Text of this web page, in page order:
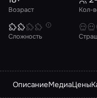
Возраст Кол-
Сложность
ОписаниеМедиаЦены